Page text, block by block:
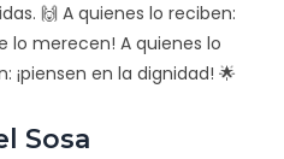
🙌 A quienes lo reciben:
lo merecen! A quienes lo
¡piensen en la dignidad! 🌟
Sosa